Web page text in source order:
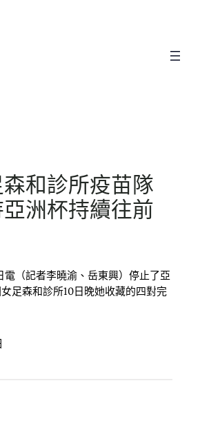
和診所疫苗隊
洲杯持續往前
電（記者李曉渝、岳東興）停止了亞
足森和診所10日晚她收藏的四對完